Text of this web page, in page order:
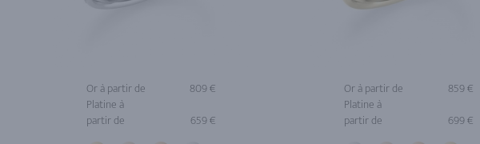
Or à partir de
809 €
Platine à
partir de
659 €
Or à partir de
859 €
Platine à
partir de
699 €